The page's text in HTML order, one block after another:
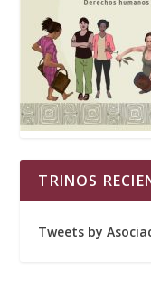
TRINOS
Tweets by